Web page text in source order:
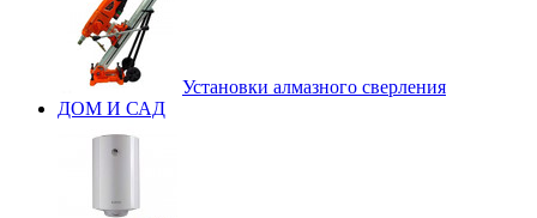
Установки алмазного сверления
ДОМ И САД